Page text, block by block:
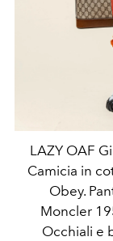
LAZY OAF
Camicia in
Obey.
Moncler
Occhiali e